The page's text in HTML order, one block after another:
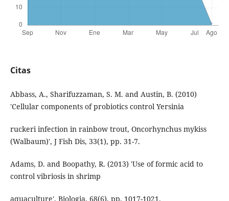
Citas
Abbass, A., Sharifuzzaman, S. M. and Austin, B. (2010)
'Cellular components of probiotics control Yersinia
ruckeri infection in rainbow trout, Oncorhynchus mykiss
(Walbaum)', J Fish Dis, 33(1), pp. 31-7.
Adams, D. and Boopathy, R. (2013) 'Use of formic acid to
control vibriosis in shrimp
aquaculture', Biologia, 68(6), pp. 1017-1021.